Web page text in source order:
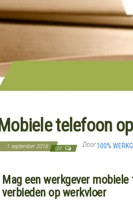
Mobiele telefoon
1 september 2018 Uit Door100%
Mag een werkgever
verbieden op werkvloer